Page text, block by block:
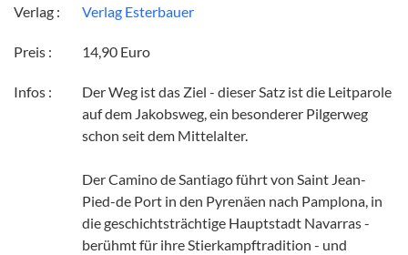
Verlag : Verlag Esterbauer
Preis : 14,90 Euro
Infos :
Der Weg ist das Ziel - dieser Satz ist die Leitparole
auf dem Jakobsweg, ein besonderer Pilgerweg
schon seit dem Mittelalter.
Der Camino de Santiago führt von Saint Jean-
Pied-de Port in den Pyrenäen nach Pamplona, in
die geschichtsträchtige Hauptstadt Navarras -
berühmt für ihre Stierkampftradition - und